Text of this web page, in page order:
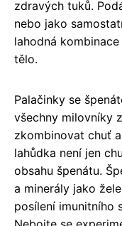
zdravých tuků.
nebo jako
lahodná
tělo.
Palačinky se
všechny milovníky
zkombinovat chuť
lahůdka není jen
obsahu špenátu.
a minerály jako
posílení imunitního